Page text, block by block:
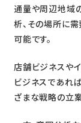
通量や周辺地域
析、その場所に
可能です。
店舗ビジネスや
ビジネスであれ
ざまな戦略の立